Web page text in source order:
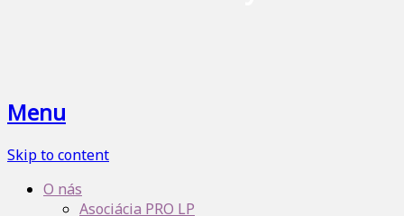
Menu
Skip to content
O nás
Asociácia PRO LP